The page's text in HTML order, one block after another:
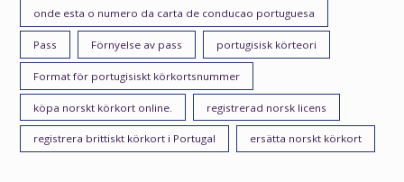
onde esta o numero da carta de conducao portuguesa
Pass Förnyelse av pass portugisisk körteori
Format för portugisiskt körkortsnummer
köpa norskt körkort online. registrerad norsk licens
registrera brittiskt körkort i Portugal ersätta norskt körkort